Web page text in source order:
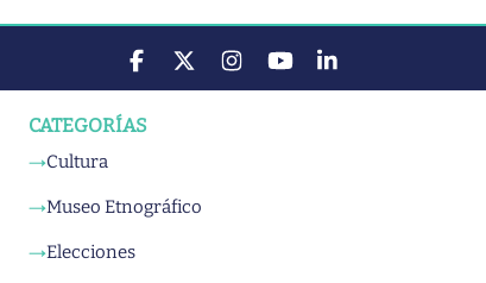
CATEGORÍAS
→Cultura
→Museo Etnográfico
→Elecciones